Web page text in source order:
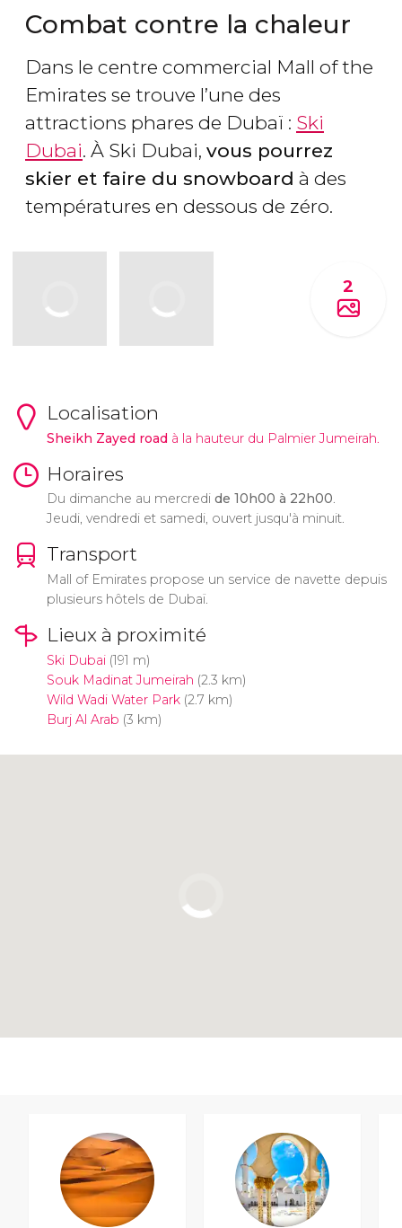
Combat contre la chaleur
Dans le centre commercial Mall of the
Emirates se trouve l’une des
attractions phares de Dubaï : Ski
Dubai. À Ski Dubai, vous pourrez
skier et faire du snowboard à des
températures en dessous de zéro.
2
Localisation
Sheikh Zayed road à la hauteur du Palmier Jumeirah.
Horaires
Du dimanche au mercredi de 10h00 à 22h00.
Jeudi, vendredi et samedi, ouvert jusqu'à minuit.
Transport
Mall of Emirates propose un service de navette depuis
plusieurs hôtels de Dubaï.
Lieux à proximité
Ski Dubai(191 m)
Souk Madinat Jumeirah (2.3 km)
Wild Wadi Water Park(2.7 km)
Burj Al Arab (3 km)